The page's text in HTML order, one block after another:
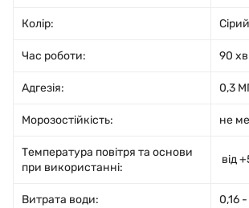
Колір: Сірий
Час роботи: 90 хв
Адгезія: 0,3
Морозостійкість: не
Температура повітря та основи
при використанні:
від
Витрата води: 0,16